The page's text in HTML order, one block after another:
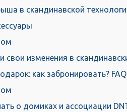
в скандинавской
свои изменения в
как забронировать?
о домиках и ассоциации